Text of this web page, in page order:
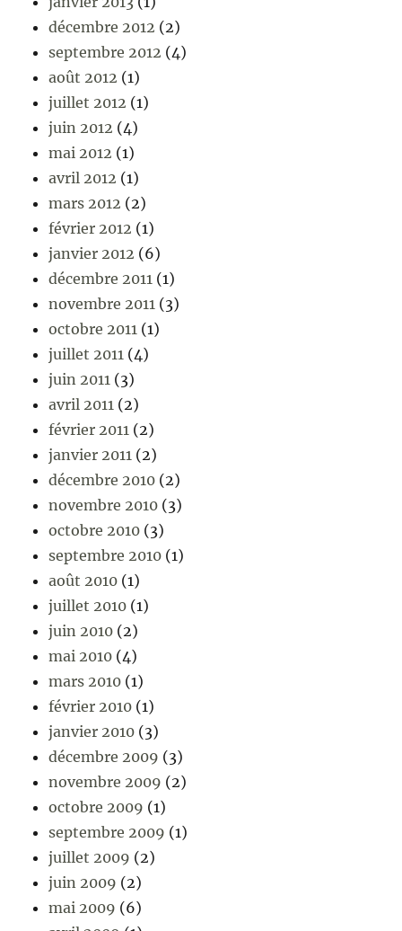
décembre 2012 (2)
septembre 2012 (4)
août 2012 (1)
juillet 2012 (1)
juin 2012 (4)
mai 2012 (1)
avril 2012 (1)
mars 2012 (2)
février 2012 (1)
janvier 2012 (6)
décembre 2011 (1)
novembre 2011 (3)
octobre 2011 (1)
juillet 2011 (4)
juin 2011 (3)
avril 2011 (2)
février 2011 (2)
janvier 2011 (2)
décembre 2010 (2)
novembre 2010 (3)
octobre 2010 (3)
septembre 2010 (1)
août 2010 (1)
juillet 2010 (1)
juin 2010 (2)
mai 2010 (4)
mars 2010 (1)
février 2010 (1)
janvier 2010 (3)
décembre 2009 (3)
novembre 2009 (2)
octobre 2009 (1)
septembre 2009 (1)
juillet 2009 (2)
juin 2009 (2)
mai 2009 (6)